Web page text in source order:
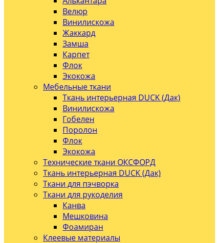
Велюр
Винилискожа
Жаккард
Замша
Карпет
Флок
Экокожа
Мебельные ткани
Ткань интерьерная DUCK (Дак)
Винилискожа
Гобелен
Поролон
Флок
Экокожа
Технические ткани ОКСФОРД
Ткань интерьерная DUCK (Дак)
Ткани для пэчворка
Ткани для рукоделия
Канва
Мешковина
Фоамиран
Клеевые материалы